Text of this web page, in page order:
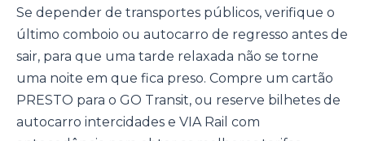
Se depender de transportes públicos, verifique o
último comboio ou autocarro de regresso antes de
sair, para que uma tarde relaxada não se torne
uma noite em que fica preso. Compre um cartão
PRESTO para o GO Transit, ou reserve bilhetes de
autocarro intercidades e VIA Rail com